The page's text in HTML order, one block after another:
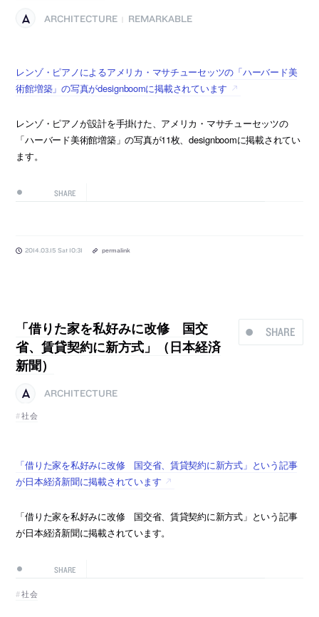
ARCHITECTURE REMARKABLE
レンゾ・ピアノによるアメリカ・マサチューセッツの「ハーバード美
術館増築」の写真がdesignboomに掲載されています
レンゾ・ピアノが設計を手掛けた、アメリカ・マサチューセッツの
「ハーバード美術館増築」の写真が11枚、designboomに掲載されてい
ます。
SHARE
2014.03.15 Sat 10:31 permalink
SHARE
「借りた家を私好みに改修 国交
省、賃貸契約に新方式」（日本経済
新聞）
ARCHITECTURE
社会
「借りた家を私好みに改修 国交省、賃貸契約に新方式」という記事
が日本経済新聞に掲載されています
「借りた家を私好みに改修 国交省、賃貸契約に新方式」という記事
が日本経済新聞に掲載されています。
SHARE
社会